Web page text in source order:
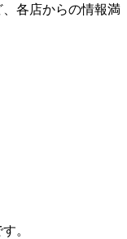
各店からの情報満
。